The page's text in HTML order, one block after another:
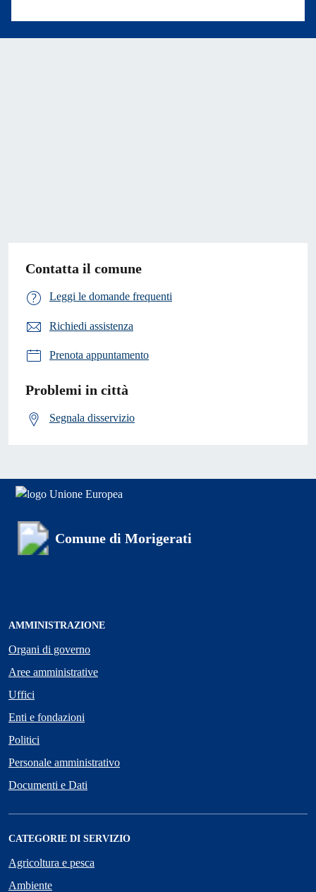
Contatta il comune
Leggi le domande frequenti
Richiedi assistenza
Prenota appuntamento
Problemi in città
Segnala disservizio
Comune di Morigerati
AMMINISTRAZIONE
Organi di governo
Aree amministrative
Uffici
Enti e fondazioni
Politici
Personale amministrativo
Documenti e Dati
CATEGORIE DI SERVIZIO
Agricoltura e pesca
Ambiente